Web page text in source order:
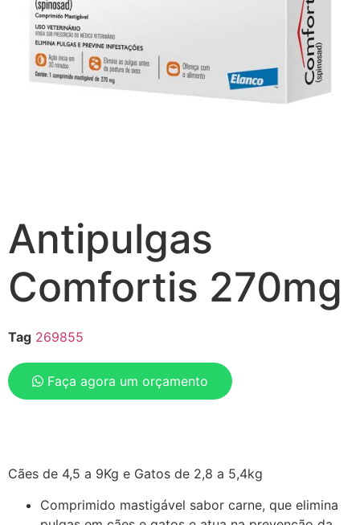
Antipulgas
Comfortis 270mg
Tag 269855
Faça agora um orçamento
Cães de 4,5 a 9Kg e Gatos de 2,8 a 5,4kg
Comprimido mastigável sabor carne, que elimina